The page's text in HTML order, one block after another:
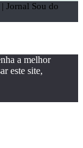
Jornal Sou do
a melhor
este site,